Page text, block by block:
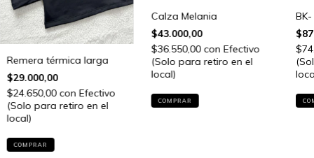
Remera térmica larga
$29.000,00
$24.650,00 con Efectivo
(Solo para retiro en el
local)
COMPRAR
Calza Melania
$43.000,00
$36.550,00 con Efectivo
(Solo para retiro en el
local)
COMPRAR